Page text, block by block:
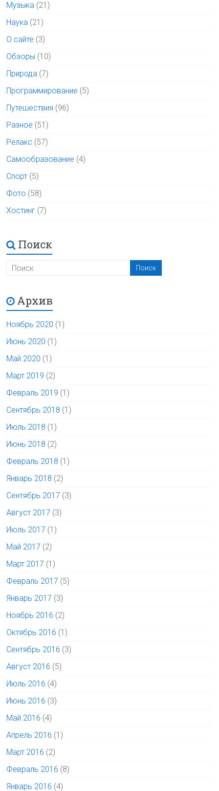
Музыка (21)
Наука (21)
О сайте (3)
Обзоры (10)
Природа (7)
Программирование (5)
Путешествия (96)
Разное (51)
Релакс (57)
Самообразование (4)
Спорт (5)
Фото (58)
Хостинг (7)
Поиск
Архив
Ноябрь 2020 (1)
Июнь 2020 (1)
Май 2020 (1)
Март 2019 (2)
Февраль 2019 (1)
Сентябрь 2018 (1)
Июль 2018 (1)
Июнь 2018 (2)
Февраль 2018 (1)
Январь 2018 (2)
Сентябрь 2017 (3)
Август 2017 (3)
Июль 2017 (1)
Май 2017 (2)
Март 2017 (1)
Февраль 2017 (5)
Январь 2017 (3)
Ноябрь 2016 (2)
Октябрь 2016 (1)
Сентябрь 2016 (3)
Август 2016 (5)
Июль 2016 (4)
Июнь 2016 (3)
Май 2016 (4)
Апрель 2016 (1)
Март 2016 (2)
Февраль 2016 (8)
Январь 2016 (4)